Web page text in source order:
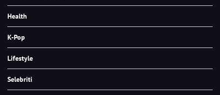
Health
K-Pop
Lifestyle
Selebriti